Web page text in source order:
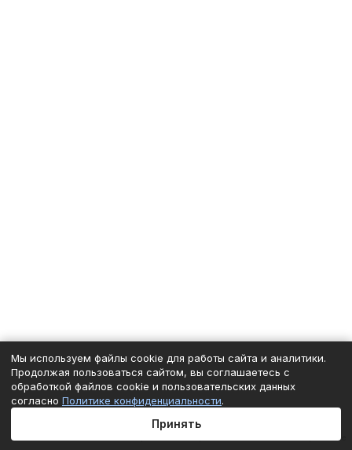
Сравнение
Мы используем файлы cookie для работы сайта и аналитики.
Продолжая пользоваться сайтом, вы соглашаетесь с
обработкой файлов cookie и пользовательских данных
согласно Политике конфиденциальности.
Принять